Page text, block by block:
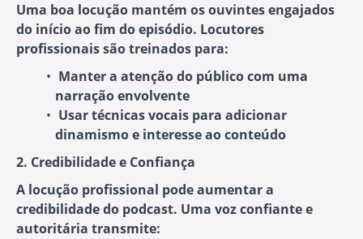
Uma boa locução mantém os ouvintes engajados
do início ao fim do episódio. Locutores
profissionais são treinados para:
Manter a atenção do públicocom uma
narração envolvente
Usar técnicas vocaispara adicionar
dinamismo e interesse ao conteúdo
2. Credibilidade e Confiança
A locução profissional pode aumentar a
credibilidade do podcast. Uma voz confiante e
autoritária transmite: